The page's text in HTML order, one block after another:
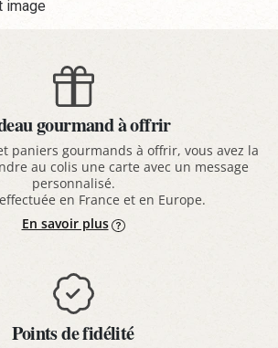
gourmand à offrir
paniers gourmands à offrir, vous avez la
au colis une carte avec un message
personnalisé.
en France et en Europe.
En savoir plus
Points de fidélité